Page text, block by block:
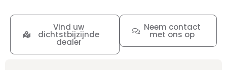
Neem contact
met ons op
Vind uw
dichtstbijzijnde
dealer